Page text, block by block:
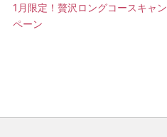
1月限定！贅沢ロングコースキャン
ペーン